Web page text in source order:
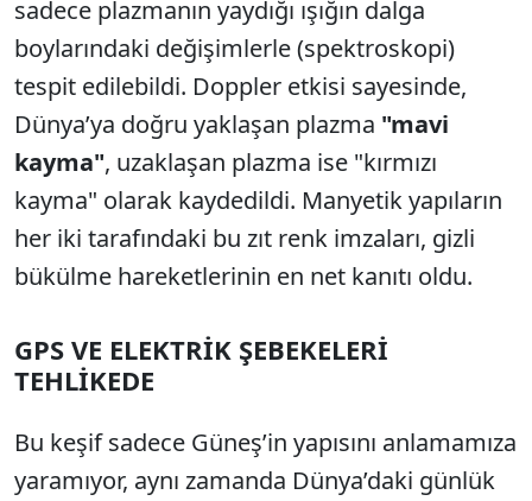
sadece plazmanın yaydığı ışığın dalga
boylarındaki değişimlerle (spektroskopi)
tespit edilebildi. Doppler etkisi sayesinde,
Dünya’ya doğru yaklaşan plazma "mavi
kayma", uzaklaşan plazma ise "kırmızı
kayma" olarak kaydedildi. Manyetik yapıların
her iki tarafındaki bu zıt renk imzaları, gizli
bükülme hareketlerinin en net kanıtı oldu.
GPS VE ELEKTRİK ŞEBEKELERİ
TEHLİKEDE
Bu keşif sadece Güneş’in yapısını anlamamıza
yaramıyor, aynı zamanda Dünya’daki günlük